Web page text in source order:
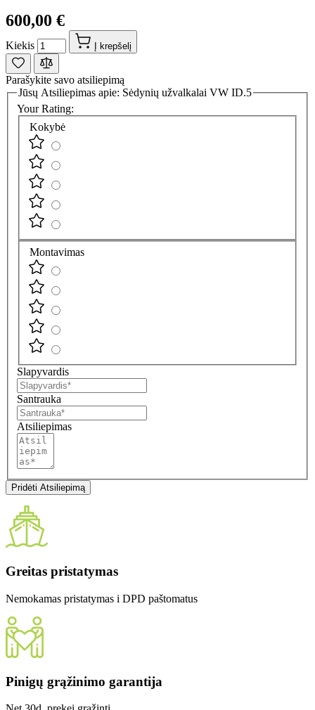
600,00 €
Kiekis Į krepšelį
Parašykite savo atsiliepimą
Jūsų Atsiliepimas apie: Sėdynių užvalkalai VW ID.5
Your Rating:
Kokybė
Montavimas
Slapyvardis
Santrauka
Atsiliepimas
Pridėti Atsiliepimą
Greitas pristatymas
Nemokamas pristatymas i DPD paštomatus
Pinigų grąžinimo garantija